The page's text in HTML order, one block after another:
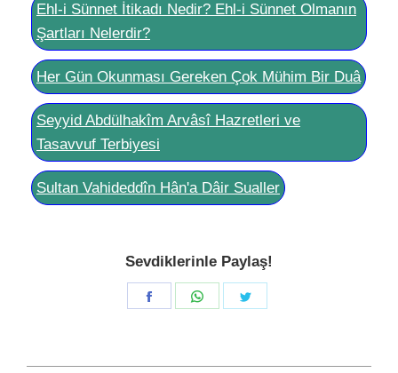
Ehl-i Sünnet İtikadı Nedir? Ehl-i Sünnet Olmanın
Şartları Nelerdir?
Her Gün Okunması Gereken Çok Mühim Bir Duâ
Seyyid Abdülhakîm Arvâsî Hazretleri ve
Tasavvuf Terbiyesi
Sultan Vahideddîn Hân'a Dâir Sualler
Sevdiklerinle Paylaş!
Share
Share